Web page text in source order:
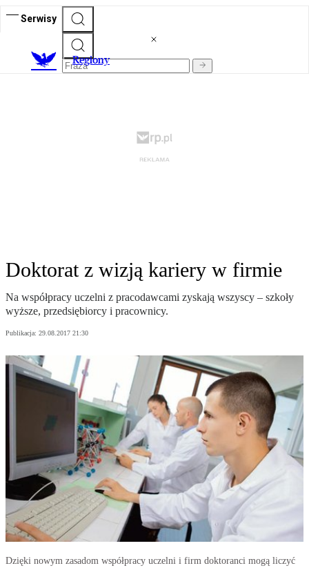
Serwisy
Regiony
Doktorat z wizją kariery w firmie
Na współpracy uczelni z pracodawcami zyskają wszyscy – szkoły
wyższe, przedsiębiorcy i pracownicy.
Publikacja: 29.08.2017 21:30
Dzięki nowym zasadom współpracy uczelni i firm doktoranci mogą liczyć